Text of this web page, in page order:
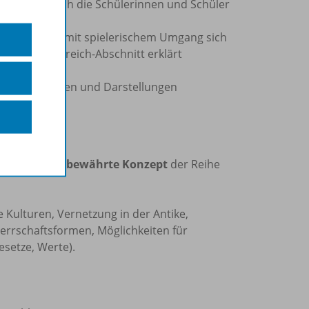
, in der sich die Schülerinnen und Schüler
Schüler mit spielerischem Umgang sich
. Ein Österreich-Abschnitt erklärt
mit Quellen und Darstellungen
wobei das bewährte Konzept der Reihe
Kulturen, Vernetzung in der Antike,
Möglichkeiten für
Werte).